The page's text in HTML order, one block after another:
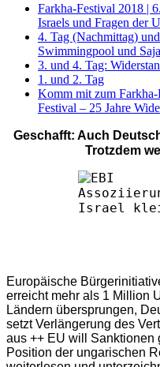
Farkha-Festival 2018 |
Israels und Fragen der
4. Tag (Nachmittag)
Swimmingpool und
3. und 4. Tag:
1. und 2. Tag
Komm mit zum
Festival – 25 Jahre
Geschafft: Auch
Trotzdem
Europäische
erreicht mehr als 1 Million
Ländern übersprungen,
setzt Verlängerung des
aus ++ EU will Sanktionen
Position der ungarischen